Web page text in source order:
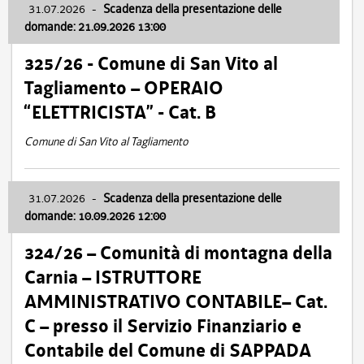
31.07.2026 - Scadenza della presentazione delle
domande: 21.09.2026 13:00
325/26 - Comune di San Vito al
Tagliamento – OPERAIO
“ELETTRICISTA” - Cat. B
Comune di San Vito al Tagliamento
31.07.2026 - Scadenza della presentazione delle
domande: 10.09.2026 12:00
324/26 – Comunità di montagna della
Carnia – ISTRUTTORE
AMMINISTRATIVO CONTABILE– Cat.
C – presso il Servizio Finanziario e
Contabile del Comune di SAPPADA